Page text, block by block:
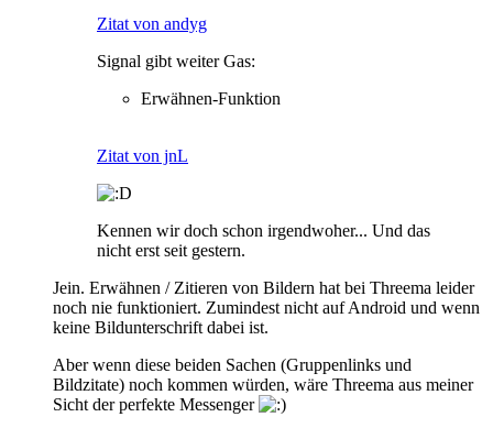
Zitat von andyg
Signal gibt weiter Gas:
Erwähnen-Funktion
Zitat von jnL
Kennen wir doch schon irgendwoher... Und das
nicht erst seit gestern.
Jein. Erwähnen / Zitieren von Bildern hat bei Threema leider
noch nie funktioniert. Zumindest nicht auf Android und wenn
keine Bildunterschrift dabei ist.
Aber wenn diese beiden Sachen (Gruppenlinks und
Bildzitate) noch kommen würden, wäre Threema aus meiner
Sicht der perfekte Messenger